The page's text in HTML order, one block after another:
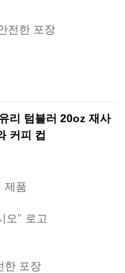
전한 포장
리 텀블러 20oz 재사
커피 컵
제품
오" 로고
한 포장